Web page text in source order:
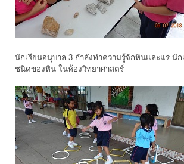
นักเรียนอนุบาล 3 กำลังทำความรู้จักหินและแร่ นัก
ชนิดของหิน ในห้องวิทยาศาสตร์